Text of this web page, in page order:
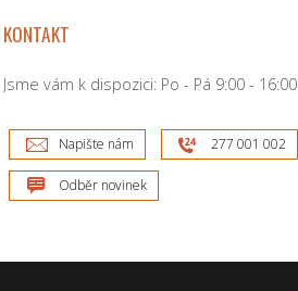
KONTAKT
Jsme vám k dispozici: Po - Pá 9:00 - 16:00
Napište nám 277 001 002
Odběr novinek